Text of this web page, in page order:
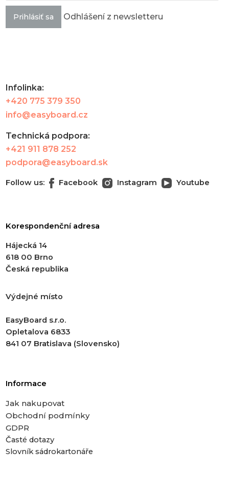
Prihlásiť sa Odhlášení z newsletteru
Infolinka:
+420 775 379 350
info@easyboard.cz
Technická podpora:
+421 911 878 252
podpora@easyboard.sk
Follow us: Facebook Instagram Youtube
Korespondenční adresa
Hájecká 14
618 00 Brno
Česká republika
Výdejné místo
EasyBoard s.r.o.
Opletalova 6833
841 07 Bratislava (Slovensko)
Informace
Jak nakupovat
Obchodní podmínky
GDPR
Časté dotazy
Slovník sádrokartonáře